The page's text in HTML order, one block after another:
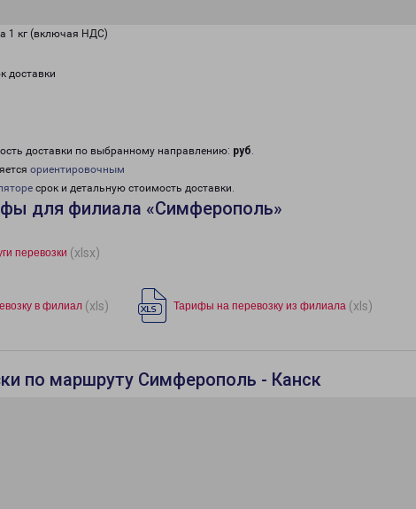
1 кг (включая НДС)
доставки
доставки по выбранному направлению: руб.
ориентировочным
срок и детальную стоимость доставки.
для филиала «Симферополь»
перевозки (xlsx)
в филиал (xls) Тарифы на перевозку из филиала (xls)
по маршруту Симферополь - Канск